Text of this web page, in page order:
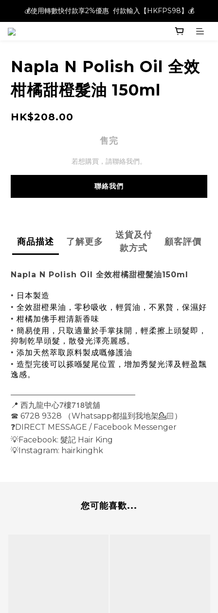
💰使用轉數快付款享2%優惠  付款輸入【HKFPS98】💰
💰使用轉數快付款享2%優惠  付款輸入【HKFPS98】💰
新註冊會員即享$20購物金｜全店滿$400本地免運費📦!
Napla N Polish Oil 全效
柑橘甜橙髮油 150ml
HK$208.00
售完
若想購買，請聯絡我們。
聯絡我們
商品描述 了解更多
送貨及付
款方式
顧客評價
Napla N Polish Oil 全效柑橘甜橙髮油150ml
• 日本製造
• 全效甜橙果油，零秒吸收，輕質油，不累贅，保濕好
• 柑橘加佛手柑清新香味
• 簡易使用，只取適量於手掌抹開，輕柔擦上頭髮即，
抑制乾旱頭髮，散發光澤亮麗感。
• 添加天然萃取原料製成嘅修護油
• 造型完後可以搽喺髮尾位置，增加秀髮光澤及輕盈飄
逸感。
————————————————
📍 西九龍中心7樓718號舖
☎ 6728 9328 （Whatsapp都揾到我地架💁🏻 ）
❓DIRECT MESSAGE / Facebook Messenger
💡Facebook: 髮記 Hair King
💡 Instagram: hairkinghk
您可能喜歡...